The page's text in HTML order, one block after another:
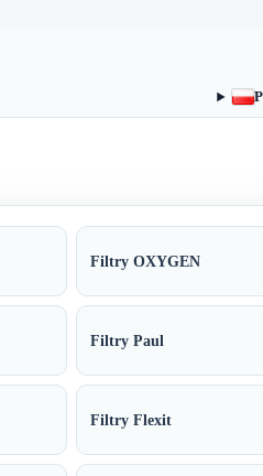
Filtry OXYGEN
Filtry Paul
Filtry Flexit